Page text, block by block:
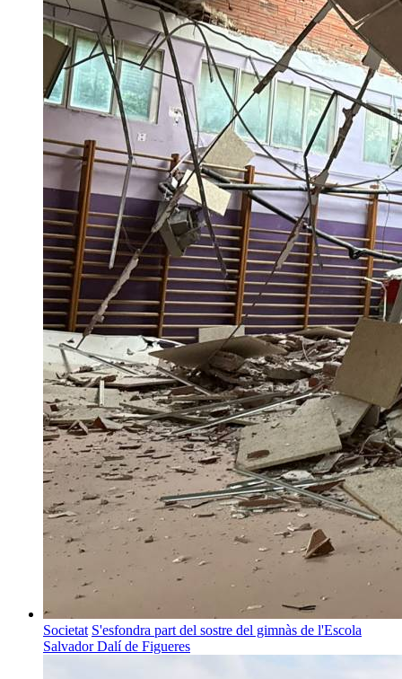
Societat S'esfondra part del sostre del gimnàs de l'Escola
Salvador Dalí de Figueres